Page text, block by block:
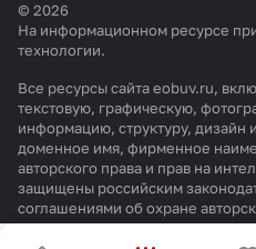
© 2026
На информационном ресурсе
технологии.
Все ресурсы сайта eobuv.ru,
текстовую, графическую,
информацию, структуру, дизайн
доменное имя, фирменное
авторского права и прав на
защищены российским
соглашениями об охране